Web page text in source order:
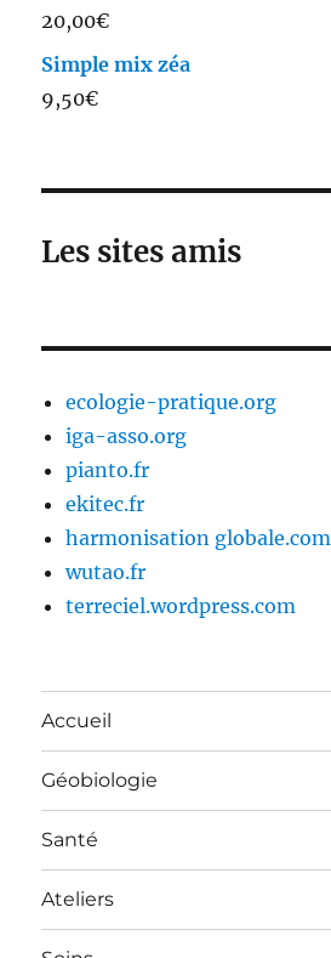
20,00€
Simple mix zéa
9,50€
Les sites amis
ecologie-pratique.org
iga-asso.org
pianto.fr
ekitec.fr
harmonisation globale.com
wutao.fr
terreciel.wordpress.com
Accueil
Géobiologie
Santé
Ateliers